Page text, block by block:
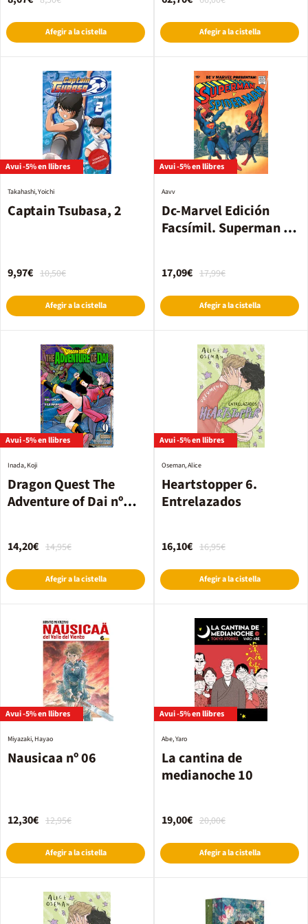
Afegir a la cistella Afegir a la cistella
Avui -5% en llibres
Captain Tsubasa, 2
Takahashi, Yoichi
10,50€
9,97€
Afegir a la cistella
Avui -5% en llibres
Dc-Marvel Edición
Facsímil. Superman y
Aavv
17,99€
17,09€
Afegir a la cistella
Avui -5% en llibres
Dragon Quest The
Adventure of Dai nº
Inada, Koji
14,95€
14,20€
Afegir a la cistella
Avui -5% en llibres
Heartstopper 6.
Entrelazados
Oseman, Alice
16,95€
16,10€
Afegir a la cistella
Avui -5% en llibres
Nausicaa nº 06
Miyazaki, Hayao
12,95€
12,30€
Afegir a la cistella
Avui -5% en llibres
La cantina de
medianoche 10
Abe, Yaro
20,00€
19,00€
Afegir a la cistella